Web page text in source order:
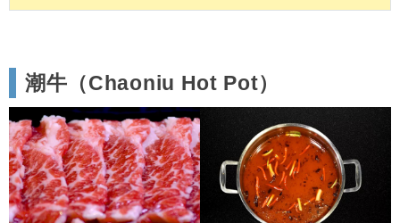
潮牛（Chaoniu Hot Pot）